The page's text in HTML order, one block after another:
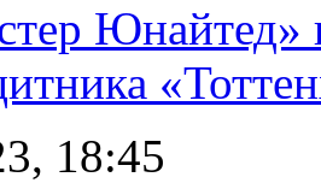
Юнайтед»
18:45